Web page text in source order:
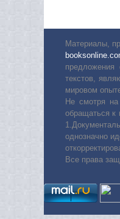
Материалы,
предложения
текстов,
мировом
Не смотря
обращаться к
однозначно
Все права